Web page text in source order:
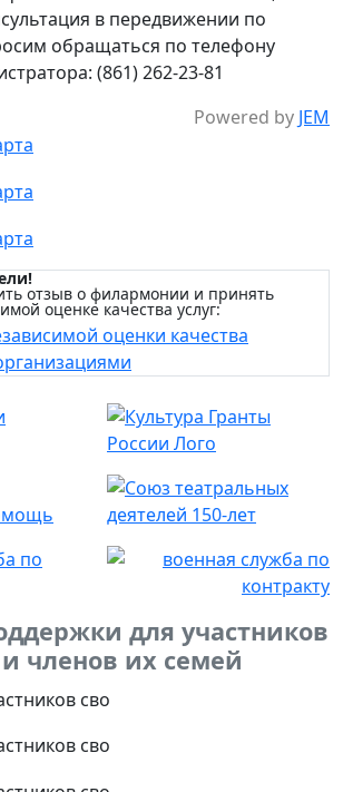
в передвижении по
обращаться по телефону
(861) 262-23-81
Powered by JEM
отзыв о филармонии и принять
оценке качества услуг:
для участников
членов их семей